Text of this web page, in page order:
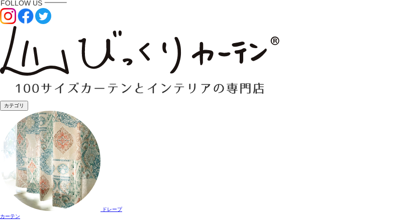
カテゴリ
ドレープ
カーテン